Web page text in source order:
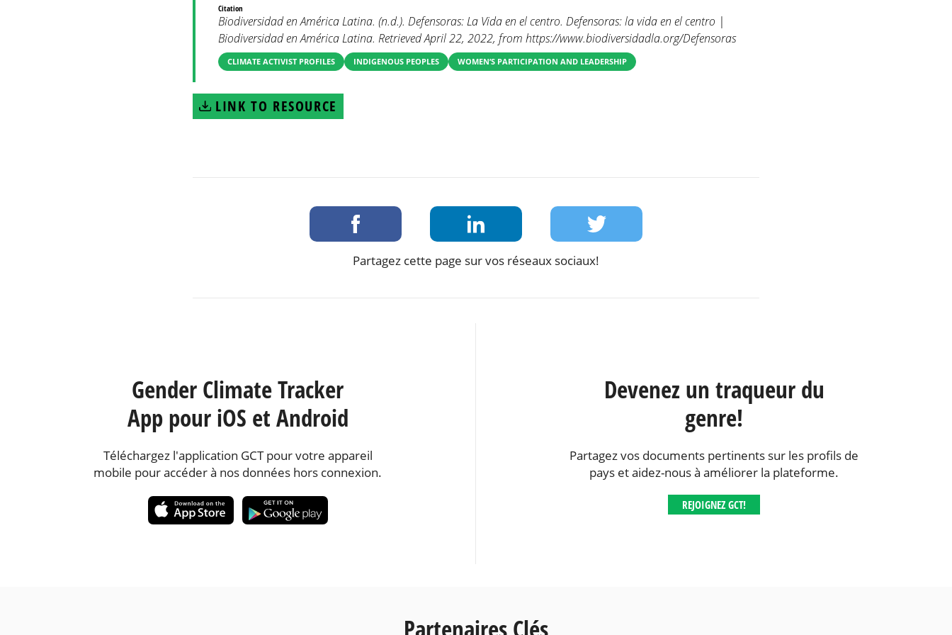
Citation
Biodiversidad en América Latina. (n.d.). Defensoras: La Vida en el centro. Defensoras: la vida en el centro |
Biodiversidad en América Latina. Retrieved April 22, 2022, from https://www.biodiversidadla.org/Defensoras
CLIMATE ACTIVIST PROFILES INDIGENOUS PEOPLES WOMEN’S PARTICIPATION AND LEADERSHIP
LINK TO RESOURCE
Partagez cette page sur vos réseaux sociaux!
Gender Climate Tracker
App pour iOS et Android
Téléchargez l'application GCT pour votre appareil
mobile pour accéder à nos données hors connexion.
Devenez un traqueur du
genre!
Partagez vos documents pertinents sur les profils de
pays et aidez-nous à améliorer la plateforme.
REJOIGNEZ GCT!